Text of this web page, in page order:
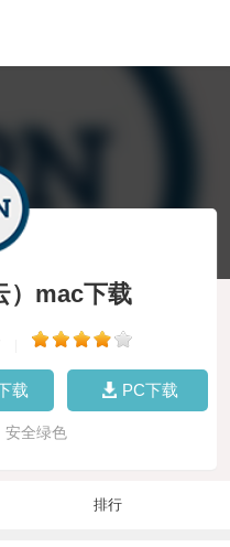
）mac下载
载 PC下载
安全绿色
排行